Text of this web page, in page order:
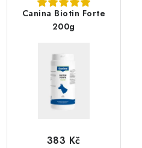
Canina Biotin Forte
200g
383 Kč